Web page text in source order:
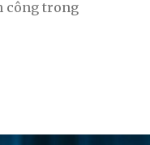
công trong